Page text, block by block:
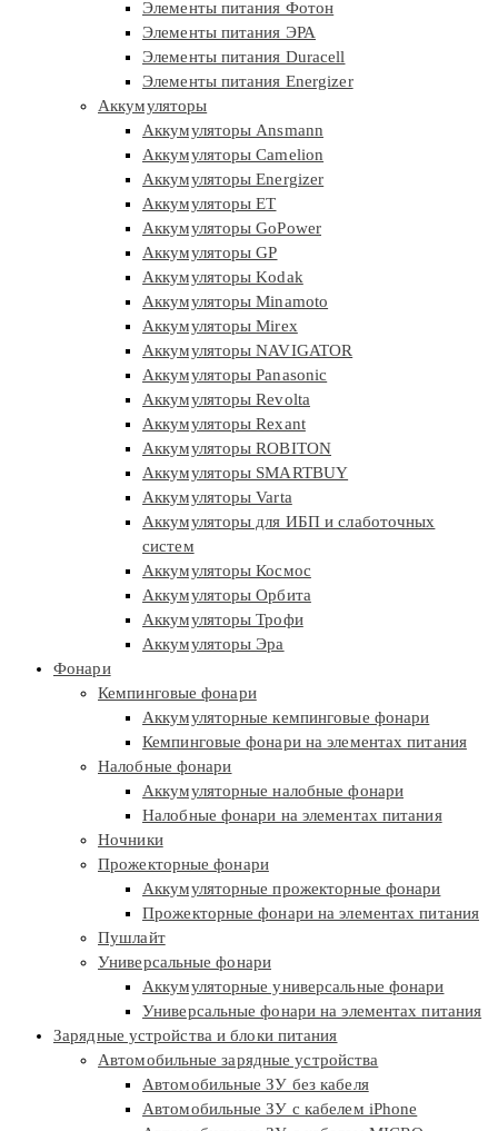
Элементы питания Фотон
Элементы питания ЭРА
Элементы питания Duracell
Элементы питания Energizer
Аккумуляторы
Аккумуляторы Ansmann
Аккумуляторы Camelion
Аккумуляторы Energizer
Аккумуляторы ET
Аккумуляторы GoPower
Аккумуляторы GP
Аккумуляторы Kodak
Аккумуляторы Minamoto
Аккумуляторы Mirex
Аккумуляторы NAVIGATOR
Аккумуляторы Panasonic
Аккумуляторы Revolta
Аккумуляторы Rexant
Аккумуляторы ROBITON
Аккумуляторы SMARTBUY
Аккумуляторы Varta
Аккумуляторы для ИБП и слаботочных
систем
Аккумуляторы Космос
Аккумуляторы Орбита
Аккумуляторы Трофи
Аккумуляторы Эра
Фонари
Кемпинговые фонари
Аккумуляторные кемпинговые фонари
Кемпинговые фонари на элементах питания
Налобные фонари
Аккумуляторные налобные фонари
Налобные фонари на элементах питания
Ночники
Прожекторные фонари
Аккумуляторные прожекторные фонари
Прожекторные фонари на элементах питания
Пушлайт
Универсальные фонари
Аккумуляторные универсальные фонари
Универсальные фонари на элементах питания
Зарядные устройства и блоки питания
Автомобильные зарядные устройства
Автомобильные ЗУ без кабеля
Автомобильные ЗУ с кабелем iPhone